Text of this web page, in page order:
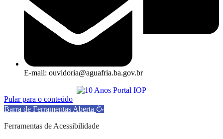
E-mail: ouvidoria@aguafria.ba.gov.br
Pular para o conteúdo
Barra de Ferramentas Aberta
Ferramentas de Acessibilidade